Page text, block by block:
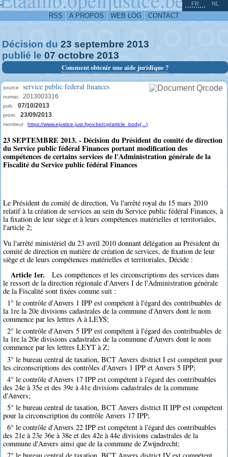
-
RSS A PROPOS WEB LOG CONTACT
FR NL
Décision du 23 septembre 2013
publié le 07 octobre 2013
Comment obtenir une aide juridique ?
source service public federal finances
numac 2013003316
pub. 07/10/2013
prom. 23/09/2013
moniteur https://www.ejustice.just.fgov.be/cgi/article_body(...)
23 SEPTEMBRE 2013. - Décision du Président du comité de direction
du Service public fédéral Finances portant modification des
compétences de certains services de l'Administration générale de la
Fiscalité du Service public fédéral Finances
Le Président du comité de direction, Vu l'arrêté royal du 15 mars 2010
relatif à la création de services au sein du Service public fédéral Finances, à
la fixation de leur siège et à leurs compétences matérielles et territoriales,
l'article 2;
Vu l'arrêté ministériel du 23 avril 2010 donnant délégation au Président du
comité de direction en matière de création de services, de fixation de leur
siège et de leurs compétences matérielles et territoriales, Décide :
Article 1er.
Les compétences et les circonscriptions des services dans
le ressort de la direction régionale d'Anvers I de l'Administration générale
de la Fiscalité sont fixées comme suit :
1° le contrôle d'Anvers 1 IPP est compétent à l'égard des contribuables de
la 1re la 20e divisions cadastrales de la commune d'Anvers dont le nom
commence par les lettres A à LEYS;
2° le contrôle d'Anvers 5 IPP est compétent à l'égard des contribuables de
la 1re la 20e divisions cadastrales de la commune d'Anvers dont le nom
commence par les lettres LEYT à Z;
3° le bureau central de taxation, BCT Anvers district I est compétent pour
les circonscriptions des contrôles d'Anvers 1 IPP et Anvers 5 IPP;
4° le contrôle d'Anvers 17 IPP est compétent à l'égard des contribuables
des 24e à 35e et des 39e à 41e divisions cadastrales de la commune
d'Anvers;
5° le bureau central de taxation, BCT Anvers district II IPP est compétent
pour la circonscription du contrôle Anvers 17 IPP;
6° le contrôle d'Anvers 22 IPP est compétent à l'égard des contribuables
des 21e à 23e 36e à 38e et des 42e à 44e divisions cadastrales de la
commune d'Anvers ainsi que de la commune de Zwijndrecht;
^